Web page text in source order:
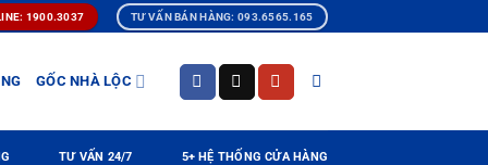
1900.3037 TƯ VẤN BÁN HÀNG: 093.6565.165
GỐC NHÀ LỘC
TƯ VẤN 24/7 5+ HỆ THỐNG CỬA HÀNG